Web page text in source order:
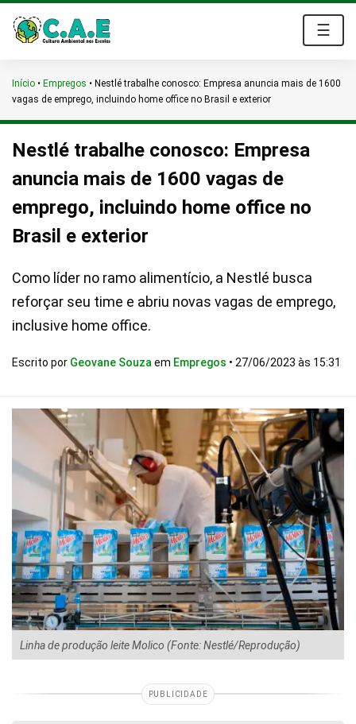
☰
Início • Empregos • Nestlé trabalhe conosco: Empresa anuncia mais de 1600
vagas de emprego, incluindo home office no Brasil e exterior
Nestlé trabalhe conosco: Empresa
anuncia mais de 1600 vagas de
emprego, incluindo home office no
Brasil e exterior
Como líder no ramo alimentício, a Nestlé busca
reforçar seu time e abriu novas vagas de emprego,
inclusive home office.
Escrito por Geovane Souza em Empregos • 27/06/2023 às 15:31
Linha de produção leite Molico (Fonte: Nestlé/Reprodução)
PUBLICIDADE